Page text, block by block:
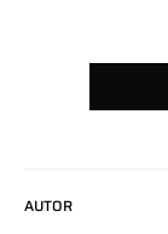
AUTOR